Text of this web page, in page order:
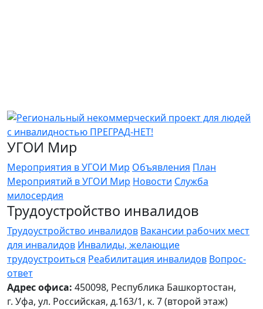
УГОИ Мир
Мероприятия в УГОИ Мир Объявления План
Мероприятий в УГОИ Мир Новости Служба
милосердия
Трудоустройство инвалидов
Трудоустройство инвалидов Вакансии рабочих мест
для инвалидов Инвалиды, желающие
трудоустроиться Реабилитация инвалидов Вопрос-
ответ
Адрес офиса: 450098, Республика Башкортостан,
г. Уфа, ул. Российская, д.163/1, к. 7 (второй этаж)